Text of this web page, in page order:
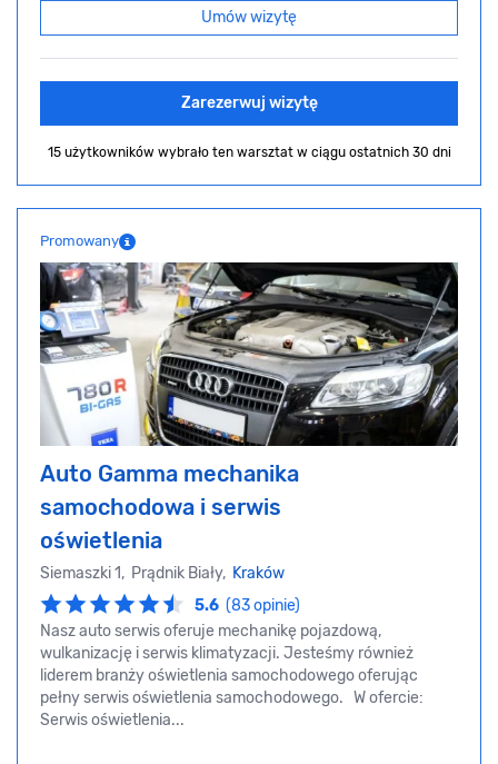
Umów wizytę
Zarezerwuj wizytę
15 użytkowników wybrało ten warsztat w ciągu ostatnich 30 dni
Promowany
Auto Gamma mechanika
samochodowa i serwis
oświetlenia
Siemaszki 1, Prądnik Biały, Kraków
5.6 (83 opinie)
Nasz auto serwis oferuje mechanikę pojazdową,
wulkanizację i serwis klimatyzacji. Jesteśmy również
liderem branży oświetlenia samochodowego oferując
pełny serwis oświetlenia samochodowego. W ofercie:
Serwis oświetlenia...